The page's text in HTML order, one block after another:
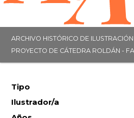
ARCHIVO HISTÓRICO DE
PROYECTO DE CÁTEDRA ROLDÁN -
Tipo
Ilustrador/a